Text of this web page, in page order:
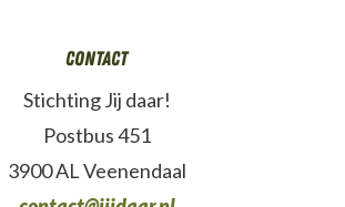
Contact
Stichting Jij daar!
Postbus 451
3900 AL Veenendaal